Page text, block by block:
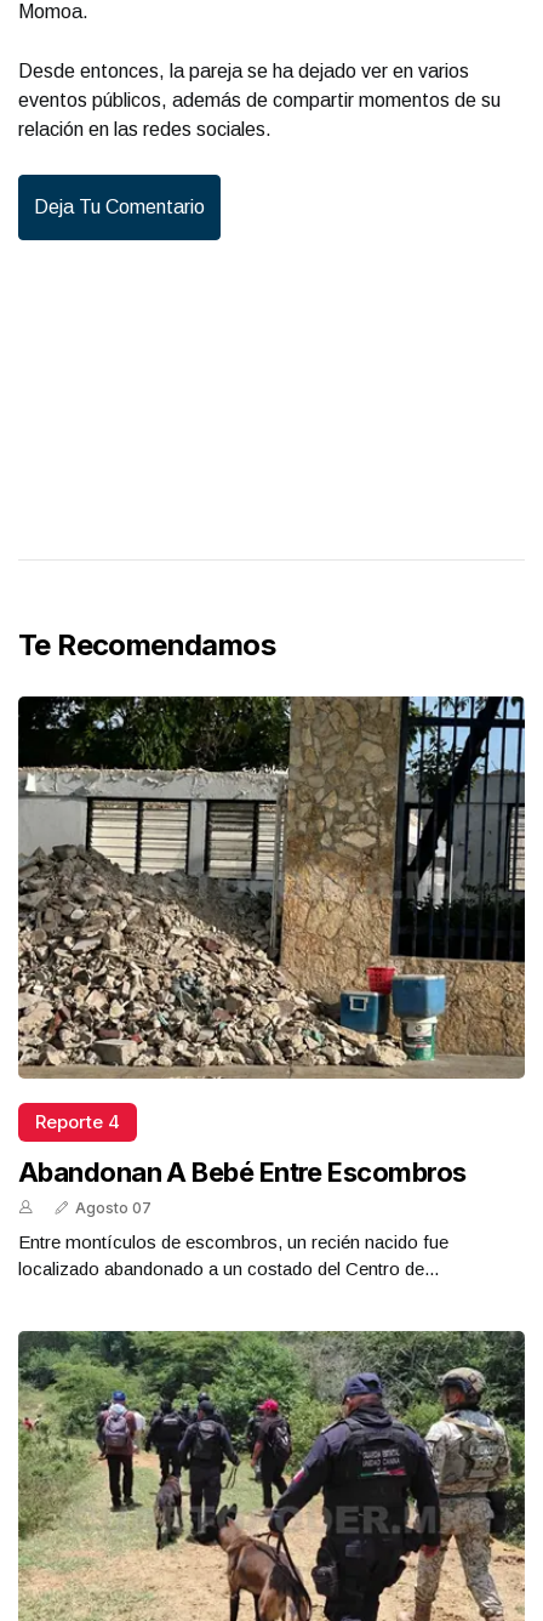
Momoa.
Desde entonces, la pareja se ha dejado ver en varios
eventos públicos, además de compartir momentos de su
relación en las redes sociales.
Deja Tu Comentario
Te Recomendamos
Reporte 4
Abandonan A Bebé Entre Escombros
Agosto 07
Entre montículos de escombros, un recién nacido fue
localizado abandonado a un costado del Centro de...